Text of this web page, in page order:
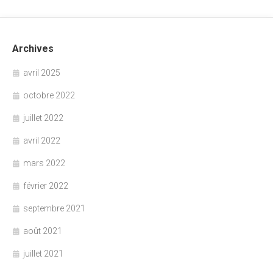
Archives
avril 2025
octobre 2022
juillet 2022
avril 2022
mars 2022
février 2022
septembre 2021
août 2021
juillet 2021